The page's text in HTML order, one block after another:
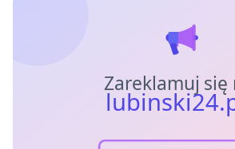
Zareklamuj się